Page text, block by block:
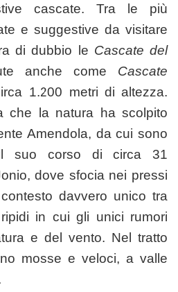
cascate. Tra le più
e suggestive da visitare
di dubbio le Cascate del
anche come Cascate
1.200 metri di altezza.
che la natura ha scolpito
Amendola, da cui sono
il suo corso di circa 31
dove sfocia nei pressi
davvero unico tra
in cui gli unici rumori
e del vento. Nel tratto
mosse e veloci, a valle